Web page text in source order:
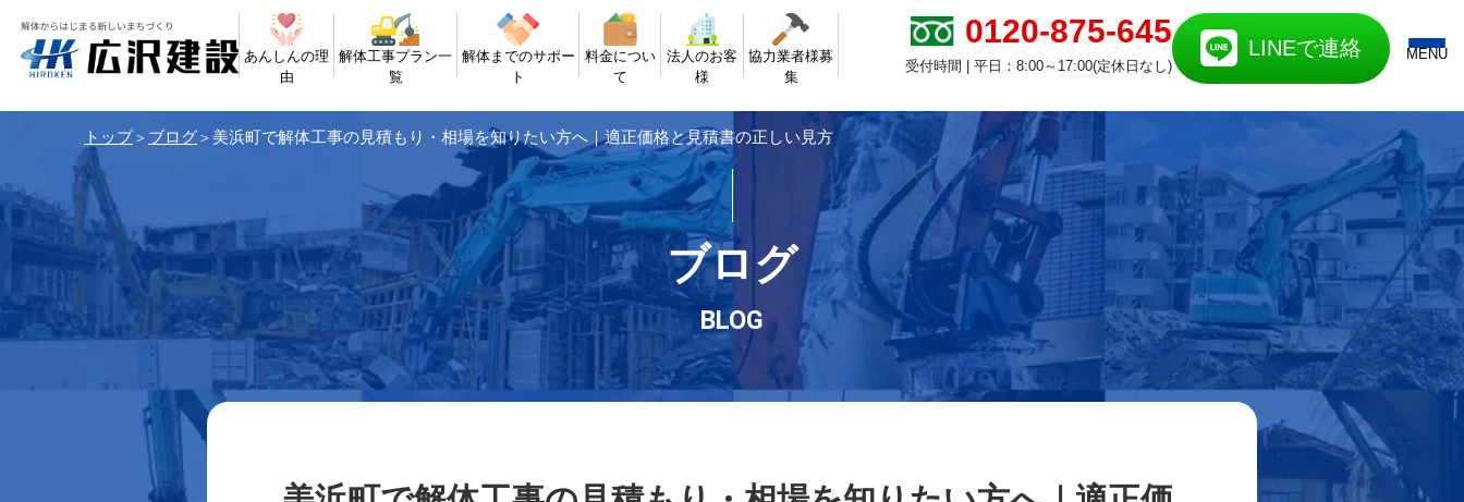
あんしんの理
由
解体工事プラン一
覧
解体までのサポー
ト
料金につい
て
法人のお客
様
協力業者様募
集
0120-875-645
受付時間 | 平日：8:00～17:00(定休日なし)
LINEで連絡 MENU
トップ＞ ブログ＞ 美浜町で解体工事の見積もり・相場を知りたい方へ｜適正価格と見積書の正しい見方
ブログ
BLOG